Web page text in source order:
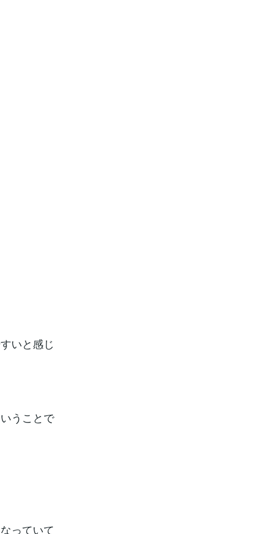
いと感じ
うことで
っていて